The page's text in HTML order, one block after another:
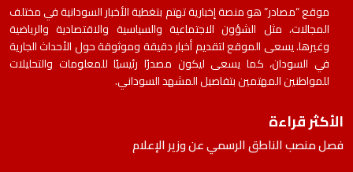
موقع “مصادر” هو منصة إخبارية تهتم بتغطية الأخبار السودانية في مختلف
المجالات، مثل الشؤون الاجتماعية والسياسية والاقتصادية والرياضية
وغيرها. يسعى الموقع لتقديم أخبار دقيقة وموثوقة حول الأحداث الجارية
في السودان، كما يسعى ليكون مصدرًا رئيسيًا للمعلومات والتحليلات
للمواطنين المهتمين بتفاصيل المشهد السوداني.
الأكثر قراءة
فصل منصب الناطق الرسمي عن وزير الإعلام